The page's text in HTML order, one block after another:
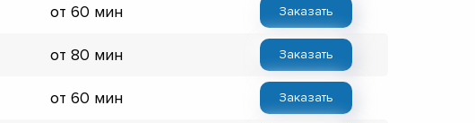
от 60 мин Заказать
от 80 мин Заказать
от 60 мин Заказать